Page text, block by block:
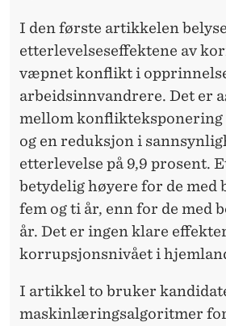
I den første artikkelen
etterlevelseseffektene av
væpnet konflikt i
arbeidsinnvandrere. Det er
mellom
og en reduksjon i
etterlevelse på 9,9 prosent.
betydelig høyere for de med
fem og ti år, enn for de med
år. Det er ingen klare
korrupsjonsnivået i
I artikkel to bruker
maskinlæringsalgoritmer